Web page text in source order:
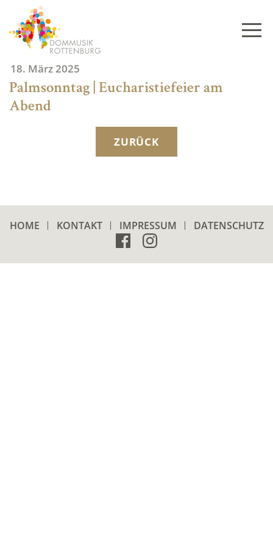
content
18. März 2025
Palmsonntag | Eucharistiefeier am
Abend
ZURÜCK
HOME KONTAKT IMPRESSUM DATENSCHUTZ